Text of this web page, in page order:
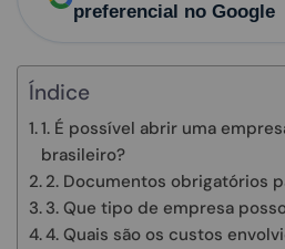
preferencial no Google
Índice
1. É possível abrir uma
brasileiro?
2. Documentos obrigatórios
3. Que tipo de empresa
4. Quais são os custos